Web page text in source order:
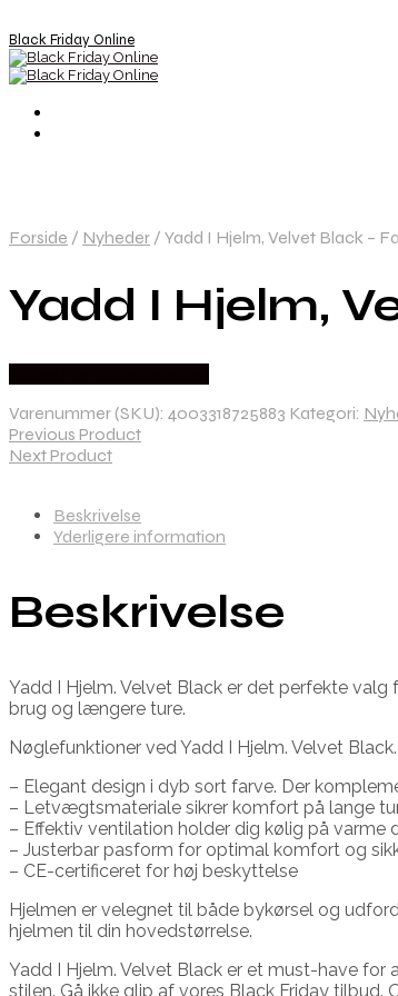
Black Friday Online
Forside / Nyheder / Yadd I Hjelm, Velvet Black –
Yadd I Hjelm,
Varenummer (SKU): 4003318725883 Kategori:
Previous Product
Next Product
Beskrivelse
Yderligere information
Beskrivelse
Yadd I Hjelm. Velvet Black er det perfekte
brug og længere ture.
Nøglefunktioner ved Yadd I Hjelm. Velvet Black.
– Elegant design i dyb sort farve. Der
– Letvægtsmateriale sikrer komfort på lange
– Effektiv ventilation holder dig kølig på varme
– Justerbar pasform for optimal komfort og
– CE-certificeret for høj beskyttelse
Hjelmen er velegnet til både bykørsel og
hjelmen til din hovedstørrelse.
Yadd I Hjelm. Velvet Black er et must-have for
stilen. Gå ikke glip af vores Black Friday tilbud.